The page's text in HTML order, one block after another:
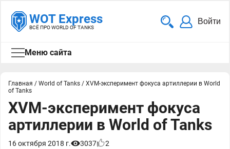
WOT Express
ВСЁ ПРО WORLD OF TANKS
Войти
Меню сайта
Главная / World of Tanks / XVM-эксперимент фокуса артиллерии в World
of Tanks
XVM-эксперимент фокуса
артиллерии в World of Tanks
16 октября 2018 г. 3037 2